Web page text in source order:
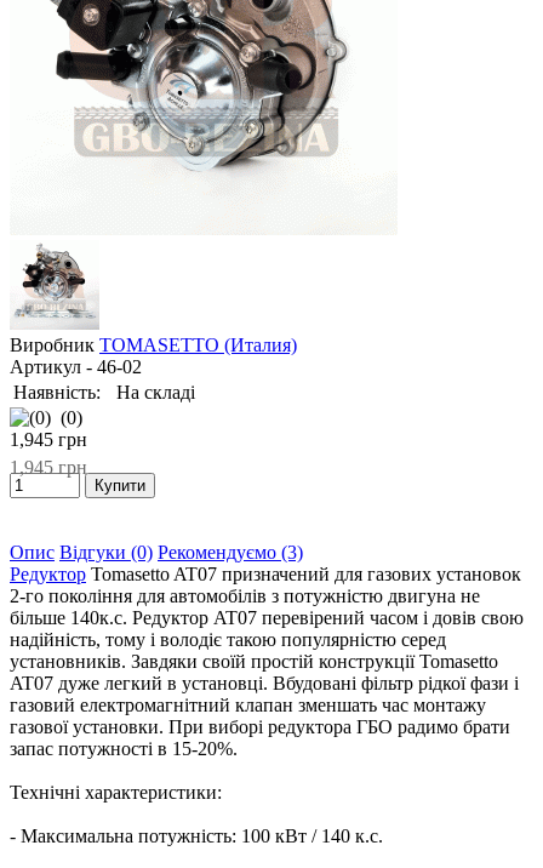
Виробник TOMASETTO (Италия)
Артикул - 46-02
Наявність:
На складі
(0)
1,945 грн
1,945грн
Опис Відгуки (0) Рекомендуємо (3)
Редуктор Tomasetto AT07 призначений для газових установок
2-го покоління для автомобілів з потужністю двигуна не
більше 140к.с. Редуктор AT07 перевірений часом і довів свою
надійність, тому і володіє такою популярністю серед
установників. Завдяки своїй простій конструкції Tomasetto
AT07 дуже легкий в установці. Вбудовані фільтр рідкої фази і
газовий електромагнітний клапан зменшать час монтажу
газової установки. При виборі редуктора ГБО радимо брати
запас потужності в 15-20%.
Технічні характеристики:
- Максимальна потужність: 100 кВт / 140 к.с.